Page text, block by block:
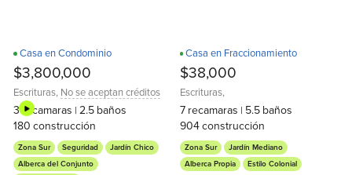
Casa en Condominio
$3,800,000
Escrituras, No se aceptan créditos
3 recamaras | 2.5 baños
180 construcción
Zona Sur Seguridad
Jardín Chico
Alberca del Conjunto
Casa en Fraccionamiento
$38,000
Escrituras,
7 recamaras | 5.5 baños
904construcción
Zona Sur
Jardín Mediano
Alberca Propia
Estilo Colonial